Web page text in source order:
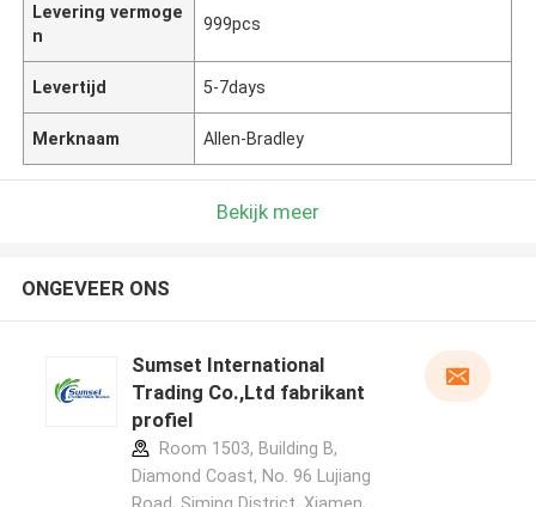
Levering vermoge
n
999pcs
Levertijd 5-7days
Merknaam Allen-Bradley
Bekijk meer
ONGEVEER ONS
Sumset International
Trading Co.,Ltd fabrikant
profiel
Room 1503, Building B,
Diamond Coast, No. 96 Lujiang